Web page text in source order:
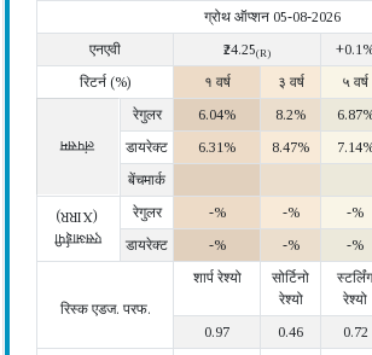
ग्रोथ ऑप्शन 05-08-2026
एनएवी
₹24.25(R)
रिटर्न (%)
१ वर्ष ३ वर्ष ५ वर्ष
लंपसम
रेगुलर 6.04% 8.2%
डायरेक्ट
6.31% 8.47%
बेंचमार्क
एसआईपी
(XIRR) रेगुलर -% -% -%
डायरेक्ट
-% -% -%
रिस्क एडज. परफ.
शार्प रेश्यो
सोर्टिनो
रेश्यो
स्टर्लिंग
रेश्यो
0.97
0.46 0.72